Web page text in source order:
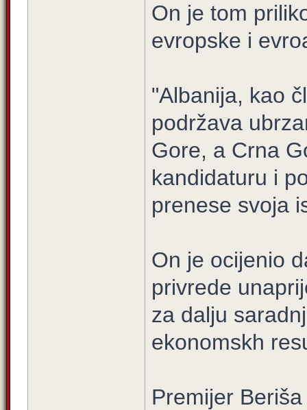
On je tom
evropske i
"Albanija, kao
podržava
Gore, a Crna
kandidaturu i
prenese svoja
On je ocijenio
privrede
za dalju
ekonomskh
Premijer